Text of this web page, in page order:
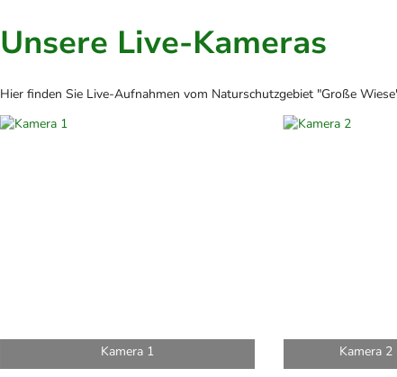
Unsere Live-Kameras
Hier finden Sie Live-Aufnahmen vom Naturschutzgebiet "Große
Kamera 1 Kamera